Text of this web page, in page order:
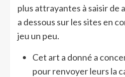
plus attrayantes à saisir de
a dessous sur les sites en
jeu un peu.
Cet art a donné a
pour renvoyer leurs la